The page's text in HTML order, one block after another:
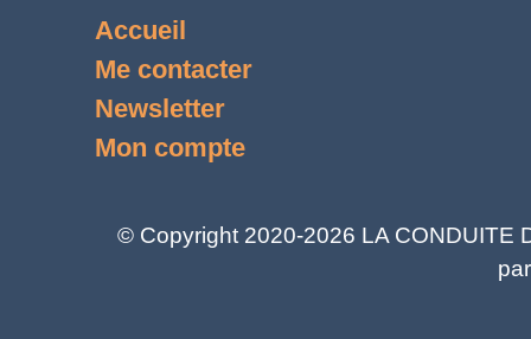
Accueil
Me contacter
Newsletter
Mon compte
© Copyright 2020-2026 LA CONDUITE